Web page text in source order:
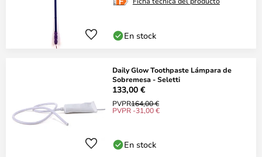
En stock
Daily Glow Toothpaste Lámpara de
Sobremesa - Seletti
133,00 €
PVPR164,00 €
PVPR -31,00 €
En stock